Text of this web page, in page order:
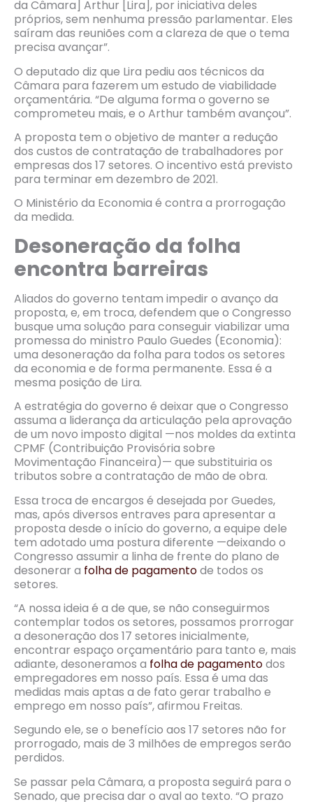
da Câmara] Arthur [Lira], por iniciativa deles
próprios, sem nenhuma pressão parlamentar. Eles
saíram das reuniões com a clareza de que o tema
precisa avançar”.
O deputado diz que Lira pediu aos técnicos da
Câmara para fazerem um estudo de viabilidade
orçamentária. “De alguma forma o governo se
comprometeu mais, e o Arthur também avançou”.
A proposta tem o objetivo de manter a redução
dos custos de contratação de trabalhadores por
empresas dos 17 setores. O incentivo está previsto
para terminar em dezembro de 2021.
O Ministério da Economia é contra a prorrogação
da medida.
Desoneração da folha
encontra barreiras
Aliados do governo tentam impedir o avanço da
proposta, e, em troca, defendem que o Congresso
busque uma solução para conseguir viabilizar uma
promessa do ministro Paulo Guedes (Economia):
uma desoneração da folha para todos os setores
da economia e de forma permanente. Essa é a
mesma posição de Lira.
A estratégia do governo é deixar que o Congresso
assuma a liderança da articulação pela aprovação
de um novo imposto digital —nos moldes da extinta
CPMF (Contribuição Provisória sobre
Movimentação Financeira)— que substituiria os
tributos sobre a contratação de mão de obra.
Essa troca de encargos é desejada por Guedes,
mas, após diversos entraves para apresentar a
proposta desde o início do governo, a equipe dele
tem adotado uma postura diferente —deixando o
Congresso assumir a linha de frente do plano de
desonerar a folha de pagamentode todos os
setores.
“A nossa ideia é a de que, se não conseguirmos
contemplar todos os setores, possamos prorrogar
a desoneração dos 17 setores inicialmente,
encontrar espaço orçamentário para tanto e, mais
adiante, desoneramos a folha de pagamentodos
empregadores em nosso país. Essa é uma das
medidas mais aptas a de fato gerar trabalho e
emprego em nosso país”, afirmou Freitas.
Segundo ele, se o benefício aos 17 setores não for
prorrogado, mais de 3 milhões de empregos serão
perdidos.
Se passar pela Câmara, a proposta seguirá para o
Senado, que precisa dar o aval ao texto. “O prazo